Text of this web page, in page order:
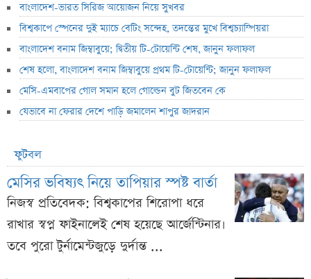
বাংলাদেশ-ভারত সিরিজ আয়োজন নিয়ে সুখবর
বিশ্বকাপে স্পেনের দুই ম্যাচে বেটিং সন্দেহ, তদন্তের মুখে বিশ্বচ্যাম্পিয়রা
বাংলাদেশ বনাম জিম্বাবুয়ে; দ্বিতীয় টি-টোয়েন্টি শেষ, জানুন ফলাফল
শেষ হলো, বাংলাদেশ বনাম জিম্বাবুয়ে প্রথম টি-টোয়েন্টি; জানুন ফলাফল
মেসি-এমবাপের গোল সমান হলে গোল্ডেন বুট জিতবেন কে
যেভাবে না ফেরার দেশে পাড়ি জমালেন শাপুর জাদরান
ফুটবল
মেসির ভবিষ্যৎ নিয়ে তাপিয়ার স্পষ্ট বার্তা
নিজস্ব প্রতিবেদক: বিশ্বকাপের শিরোপা ধরে
রাখার স্বপ্ন ফাইনালেই শেষ হয়েছে আর্জেন্টিনার।
তবে পুরো টুর্নামেন্টজুড়ে দুর্দান্ত ...